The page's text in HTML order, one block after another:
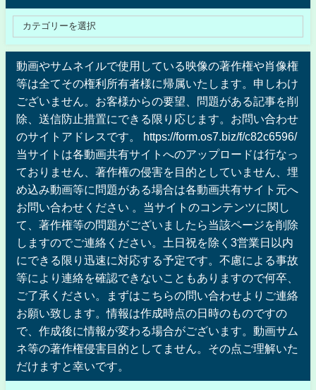
動画やサムネイルで使用している映像の著作権や肖像権
等は全てその権利所有者様に帰属いたします。申しわけ
ございません。お客様からの要望、問題がある記事を削
除、送信防止措置にできる限り応じます。お問い合わせ
のサイトアドレスです。 https://form.os7.biz/f/c82c6596/
当サイトは各動画共有サイトへのアップロードは行なっ
ておりません、著作権の侵害を目的としていません、埋
め込み動画等に問題がある場合は各動画共有サイト元へ
お問い合わせください 。当サイトのコンテンツに関し
て、著作権等の問題がございましたら当該ページを削除
しますのでご連絡ください。土日祝を除く3営業日以内
にできる限り迅速に対応する予定です。不慮による事故
等により連絡を確認できないこともありますので何卒、
ご了承ください。まずはこちらの問い合わせよりご連絡
お願い致します。情報は作成時点の日時のものですの
で、作成後に情報が変わる場合がございます。動画サム
ネ等の著作権侵害目的としてません。その点ご理解いた
だけますと幸いです。